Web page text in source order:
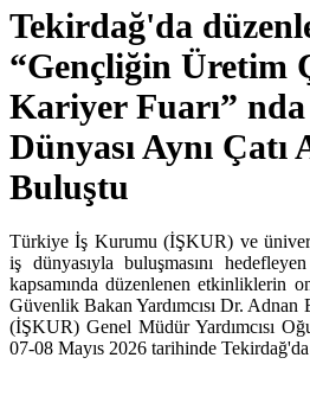
Tekirdağ'da
“Gençliğin Üretim
Kariyer Fuarı”
Dünyası Aynı Çatı
Buluştu
Türkiye İş Kurumu (İŞKUR) ve
iş dünyasıyla buluşmasını
kapsamında düzenlenen etkinliklerin
Güvenlik Bakan Yardımcısı Dr.
(İŞKUR) Genel Müdür Yardımcısı
07-08 Mayıs 2026 tarihinde